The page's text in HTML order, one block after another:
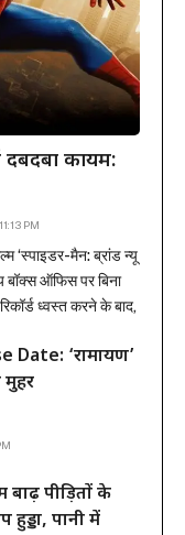
दबदबा कायम:
PM
‘स्पाइडर-मैन: ब्रांड न्यू
ऑफिस पर बिना
ध्वस्त करने के बाद,
Date: ‘रामायण’
मुहर
पीड़ितों के
हुड्डा, पानी में